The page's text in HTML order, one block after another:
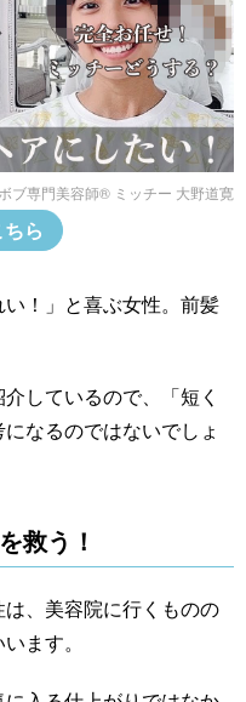
ブ専門美容師®︎ ミッチー 大野道寛
ら
！」と喜ぶ女性。前髪
しているので、「短く
なるのではないでしょ
救う！
、美容院に行くものの
ます。